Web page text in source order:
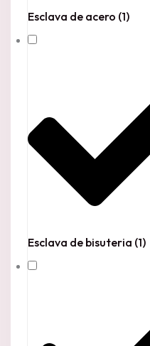
Esclava de acero (1)
Esclava de bisuteria (1)